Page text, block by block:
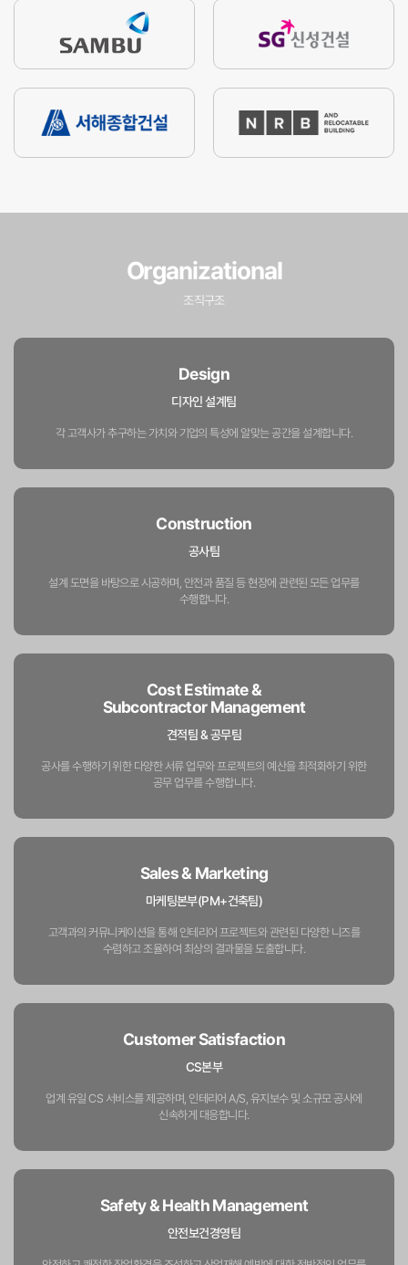
Organizational
조직구조
Design
디자인 설계팀
각 고객사가 추구하는 가치와 기업의 특성에 알맞는 공간을 설계합니다.
Construction
공사팀
설계 도면을 바탕으로 시공하며, 안전과 품질 등현장에 관련된 모든 업무를
수행합니다.
Cost Estimate &
Subcontractor Management
견적팀 & 공무팀
공사를 수행하기 위한 다양한 서류 업무와 프로젝트의예산을 최적화하기 위한
공무 업무를 수행합니다.
Sales & Marketing
마케팅본부(PM+건축팀)
고객과의 커뮤니케이션을 통해 인테리어 프로젝트와 관련된 다양한 니즈를
수렴하고 조율하여 최상의 결과물을 도출합니다.
Customer Satisfaction
CS본부
업계 유일 CS 서비스를 제공하며, 인테리어 A/S, 유지보수 및 소규모 공사에
신속하게 대응합니다.
Safety & Health Management
안전보건경영팀